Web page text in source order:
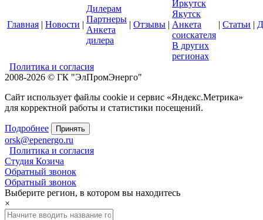
Главная | Новости |
Дилерам
Партнеры
Анкета
дилера
| Отзывы |
Иркутск
Якутск
Анкета
соискателя
В других
регионах
| Статьи |
Политика и согласия
2008-2026 © ГК "ЭлПромЭнерго"
Сайт использует файлы cookie и сервис «Яндекс.Метрика»
для корректной работы и статистики посещений.
Подробнее Принять
orsk@epenergo.ru
Политика и согласия
Студия Козича
Обратный звонок
Обратный звонок
Выберите регион, в котором вы находитесь
×